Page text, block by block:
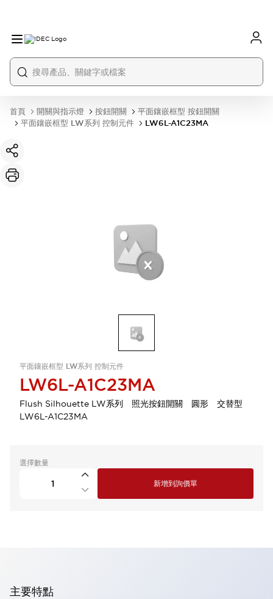
首頁 開關與指示燈 按鈕開關
平面鑲嵌框型 按鈕開關
平面鑲嵌框型 LW系列 控制元件
LW6L-A1C23MA
平面鑲嵌框型 LW系列 控制元件
LW6L-A1C23MA
Flush Silhouette LW系列 照光按鈕開關 圓形 交替型
LW6L-A1C23MA
選擇數量
新增到詢價單
主要特點